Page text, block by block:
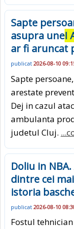
Sapte
asupra uneI
ar fi aruncat
publicat 2026-08-10
Sapte
arestate
Dej in cazul
ambulanta
judetul Cluj.
Doliu in
dintre cei
istoria
publicat 2026-08-10
Fostul